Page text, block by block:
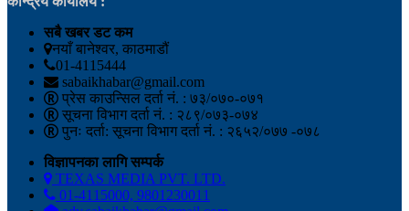
सबै खबर डट कम
नयाँ बानेश्वर, काठमाडौं
01-4115444
sabaikhabar@gmail.com
प्रेस काउन्सिल दर्ता नं. : ७३/०७०-०७१
सूचना विभाग दर्ता नं. : २८९/०७३-०७४
पुनः दर्ता: सूचना विभाग दर्ता नं. : २६५२/०७७ -०७८
विज्ञापनका लागि सम्पर्क
TEXAS MEDIA PVT. LTD.
01-4115000, 9801230011